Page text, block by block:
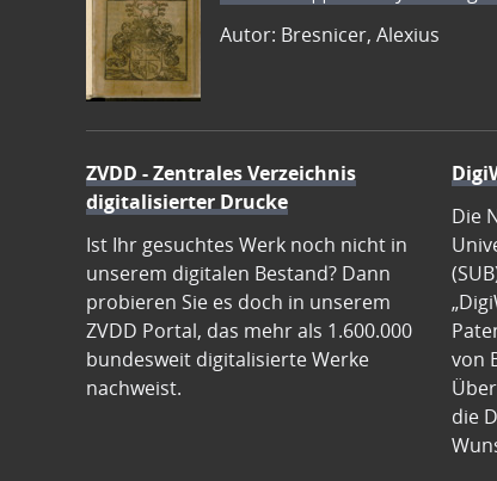
Autor: Bresnicer, Alexius
ZVDD - Zentrales Verzeichnis
digitalisierter Drucke
Ist Ihr gesuchtes Werk noch nicht in
unserem digitalen Bestand? Dann
probieren Sie es doch in unserem
ZVDD Portal, das mehr als 1.600.000
bundesweit digitalisierte Werke
nachweist.
Die
von
die